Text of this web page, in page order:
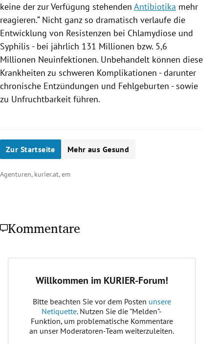
keine der zur Verfügung stehenden Antibiotika mehr
reagieren.“ Nicht ganz so dramatisch verlaufe die
Entwicklung von Resistenzen bei Chlamydiose und
Syphilis - bei jährlich 131 Millionen bzw. 5,6
Millionen Neuinfektionen. Unbehandelt können diese
Krankheiten zu schweren Komplikationen - darunter
chronische Entzündungen und Fehlgeburten - sowie
zu Unfruchtbarkeit führen.
Zur Startseite Mehr aus Gesund
Agenturen, kurier.at, em
Kommentare